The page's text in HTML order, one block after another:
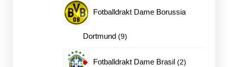
Fotballdrakt Dame Borussia
Dortmund 99
produkter
Fotballdrakt Dame Brasil 22